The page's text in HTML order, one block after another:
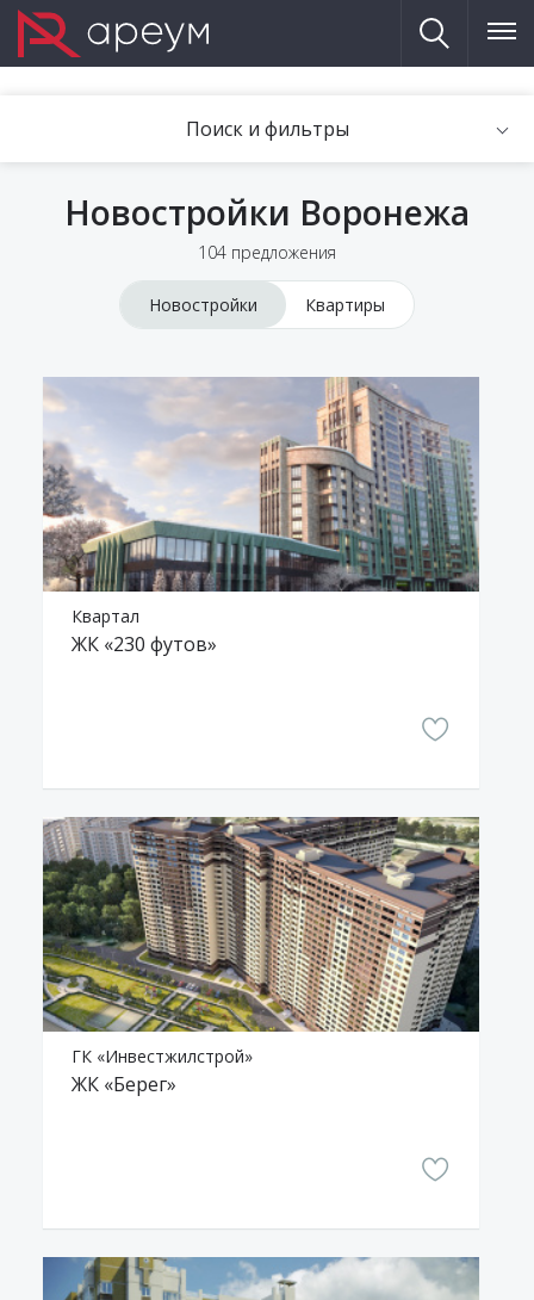
Поиск и фильтры
Новостройки Воронежа
104 предложения
Новостройки Квартиры
Квартал
ЖК «230 футов»
ГК «Инвестжилстрой»
ЖК «Берег»